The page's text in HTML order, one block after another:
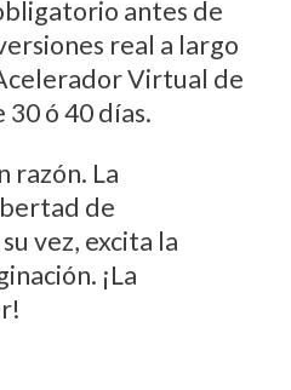
antes de
real a largo
Virtual de
ó 40 días.
razón. La
de
vez, excita la
¡La